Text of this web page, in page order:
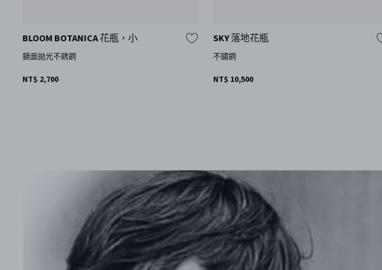
BLOOM BOTANICA 花瓶，小
鏡面拋光不銹鋼
NT$ 2,700
SKY 落地花瓶
不鏽鋼
NT$ 10,500